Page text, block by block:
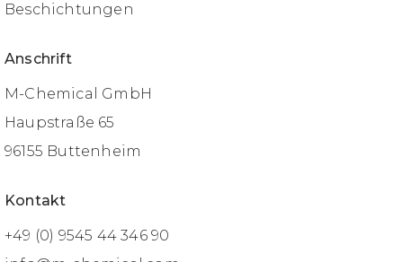
Beschichtungen
Anschrift
M-Chemical GmbH
Haupstraße 65
96155 Buttenheim
Kontakt
+49 (0) 9545 44 346 90